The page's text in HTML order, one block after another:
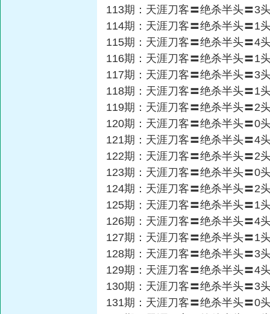
113期：天涯刀客〓绝杀半头〓3
114期：天涯刀客〓绝杀半头〓1
115期：天涯刀客〓绝杀半头〓4
116期：天涯刀客〓绝杀半头〓1
117期：天涯刀客〓绝杀半头〓3
118期：天涯刀客〓绝杀半头〓1
119期：天涯刀客〓绝杀半头〓2
120期：天涯刀客〓绝杀半头〓0
121期：天涯刀客〓绝杀半头〓4
122期：天涯刀客〓绝杀半头〓2
123期：天涯刀客〓绝杀半头〓0
124期：天涯刀客〓绝杀半头〓2
125期：天涯刀客〓绝杀半头〓1
126期：天涯刀客〓绝杀半头〓4
127期：天涯刀客〓绝杀半头〓1
128期：天涯刀客〓绝杀半头〓3
129期：天涯刀客〓绝杀半头〓4
130期：天涯刀客〓绝杀半头〓3
131期：天涯刀客〓绝杀半头〓0